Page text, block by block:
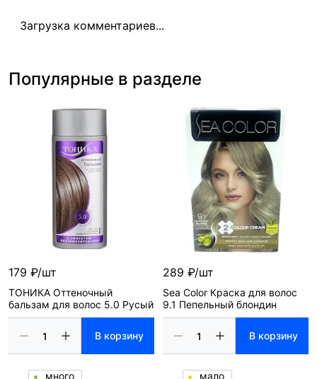
Загрузка комментариев...
Популярные в разделе
179 ₽/шт
ТОНИКА Оттеночный
бальзам для волос 5.0 Русый
В корзину
много
289 ₽/шт
Sea Color Краска для волос
9.1 Пепельный блондин
В корзину
мало